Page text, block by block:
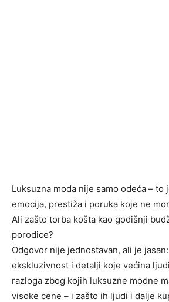
Luksuzna moda nije samo odeća – to
emocija, prestiža i poruka koje ne
Ali zašto torba košta kao godišnji
porodice?
Odgovor nije jednostavan, ali je
ekskluzivnost i detalji koje većina
razloga zbog kojih luksuzne modne
visoke cene – i zašto ih ljudi i dalje